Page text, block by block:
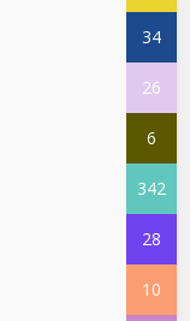
34
26
6
342
28
10